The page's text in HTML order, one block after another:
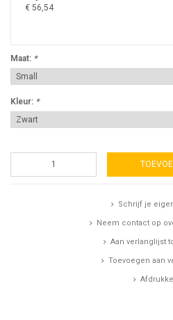
€ 56,54
Maat: *
Kleur: *
Schrijf je
Neem contact op
Aan verlanglijst
Toevoegen aan